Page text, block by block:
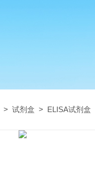
> 试剂盒 > ELISA试剂盒